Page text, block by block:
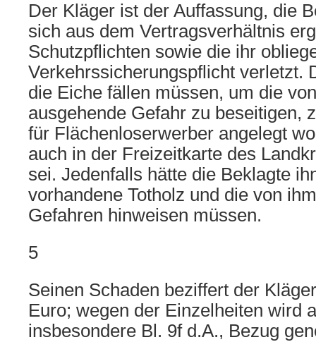
Der Kläger ist der Auffassung, die
sich aus dem Vertragsverhältnis
Schutzpflichten sowie die ihr
Verkehrssicherungspflicht verletzt.
die Eiche fällen müssen, um die
ausgehende Gefahr zu beseitigen,
für Flächenloserwerber angelegt
auch in der Freizeitkarte des
sei. Jedenfalls hätte die Beklagte
vorhandene Totholz und die von
Gefahren hinweisen müssen.
5
Seinen Schaden beziffert der
Euro; wegen der Einzelheiten wird
insbesondere Bl. 9f d.A., Bezug